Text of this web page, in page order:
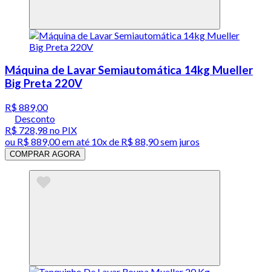
Máquina de Lavar Semiautomática 14kg Mueller
Big Preta 220V
R$ 889,00
Desconto
R$ 728,98 no PIX
ou R$ 889,00em até 10x de R$ 88,90 sem juros
COMPRAR AGORA